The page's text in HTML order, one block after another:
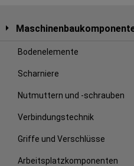
Bodenelemente
Scharniere
Nutmuttern und -schrauben
Verbindungstechnik
Griffe und Verschlüsse
Arbeitsplatzkomponenten